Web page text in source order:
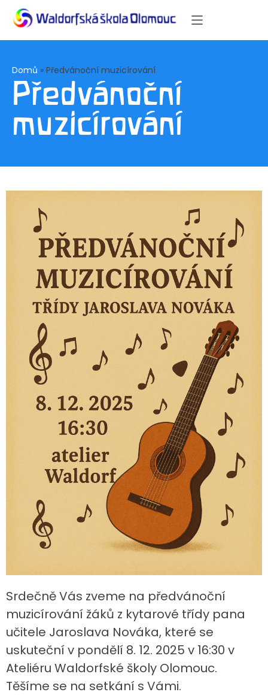
Domů » Předvánoční muzicírování
Předvánoční
muzicírování
Srdečně Vás zveme na předvánoční
muzicírování žáků z kytarové třídy pana
učitele Jaroslava Nováka, které se
uskuteční v pondělí 8. 12. 2025 v 16:30 v
Ateliéru Waldorfské školy Olomouc.
Těšíme se na setkání s Vámi.